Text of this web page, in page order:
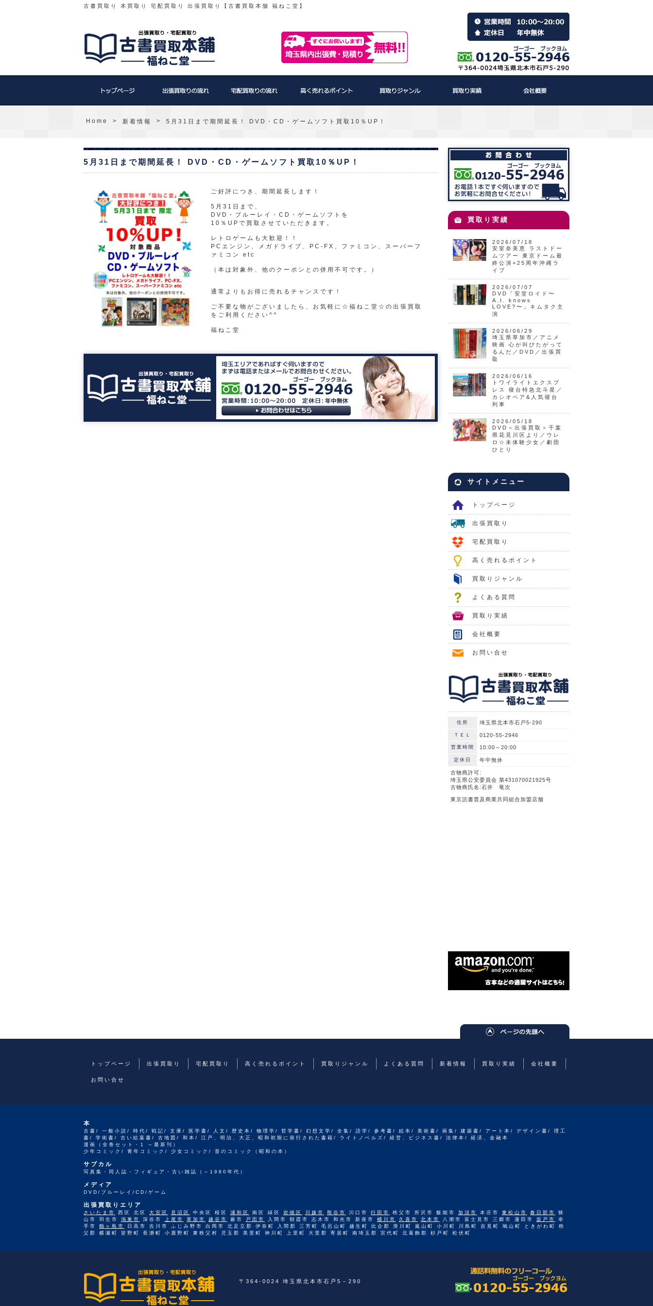
古書買取り 本買取り 宅配買取り 出張買取り【古書買取本舗 福ねこ堂】
Home > 新着情報 > 5月31日まで期間延長！ DVD・CD・ゲームソフト買取10％UP！
5月31日まで期間延長！ DVD・CD・ゲームソフト買取10％UP！
ご好評につき、期間延長します！
5月31日まで、
DVD・ブルーレイ・CD・ゲームソフトを
10％UPで買取させていただきます。
レトロゲームも大歓迎！！
PCエンジン、メガドライブ、PC-FX、ファミコン、スーパーフ
ァミコン etc
（本は対象外、他のクーポンとの併用不可です。）
通常よりもお得に売れるチャンスです！
ご不要な物がございましたら、お気軽に☆福ねこ堂☆の出張買取
をご利用ください^^
福ねこ堂
買取り実績
2026/07/18
安室奈美恵 ラストドー
ムツアー 東京ドーム最
終公演+25周年沖縄ラ
イブ
2026/07/07
DVD「安堂ロイド〜
A.I. knows
LOVE?〜」キムタク主
演
2026/06/29
埼玉県草加市／アニメ
映画 心が叫びたがって
るんだ／DVD／出張買
取
2026/06/16
トワイライトエクスプ
レス 寝台特急北斗星／
カシオペア&人気寝台
列車
2026/05/18
DVD＜出張買取＞千葉
県花見川区より／ウレ
ロ☆未体験少女／劇団
ひとり
サイトメニュー
トップページ
出張買取り
宅配買取り
高く売れるポイント
買取りジャンル
よくある質問
買取り実績
会社概要
お問い合せ
住所 埼玉県北本市石戸5-290
ＴＥＬ 0120-55-2946
営業時間 10:00～20:00
定休日 年中無休
古物商許可:
埼玉県公安委員会 第431070021925号
古物商氏名:石井 竜次
東京読書普及商業共同組合加盟店舗
トップページ 出張買取り 宅配買取り 高く売れるポイント 買取りジャンル よくある質問 新着情報 買取り実績 会社概要
お問い合せ
本
古書/ 一般小説/ 時代/ 戦記/ 文庫/ 医学書/ 人文/ 歴史本/ 物理学/ 哲学書/ 幻想文学/ 全集/ 語学/ 参考書/ 絵本/ 美術書/ 画集/ 建築書/ アート本/ デザイン書/ 理工
書/ 学術書/ 古い絵葉書/ 古地図/ 和本/ 江戸、明治、大正、昭和初期に発行された書籍/ ライトノベルズ/ 経営、ビジネス書/ 法律本/ 経済、金融本
漫画（全巻セット・1 ～最新刊）
少年コミック/ 青年コミック/ 少女コミック/ 昔のコミック（昭和の本）
サブカル
写真集・同人誌・フィギュア・古い雑誌（～1980年代）
メディア
DVD/ブルーレイ/CD/ゲーム
出張買取りエリア
さいたま市 西区 北区 大宮区 見沼区 中央区 桜区 浦和区 南区 緑区 岩槻区 川越市 熊谷市 川口市 行田市 秩父市 所沢市 飯能市 加須市 本庄市 東松山市 春日部市
狭
山市 羽生市 鴻巣市 深谷市 上尾市 草加市 越谷市 蕨市 戸田市 入間市 朝霞市 志木市 和光市 新座市 桶川市 久喜市 北本市 八潮市 富士見市 三郷市 蓮田市 坂戸市
幸
手市 鶴ヶ島市
日高市 吉川市 ふじみ野市 白岡市 北足立郡 伊奈町 入間郡 三芳町 毛呂山町 越生町 比企郡 滑川町 嵐山町 小川町 川島町 吉見町 鳩山町 ときがわ町 秩
父郡 横瀬町 皆野町 長瀞町 小鹿野町 東秩父村 児玉郡 美里町 神川町 上里町 大里郡 寄居町 南埼玉郡 宮代町 北葛飾郡 杉戸町 松伏町
〒364-0024 埼玉県北本市石戸5－290